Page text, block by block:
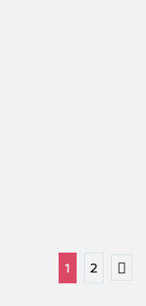
1 2